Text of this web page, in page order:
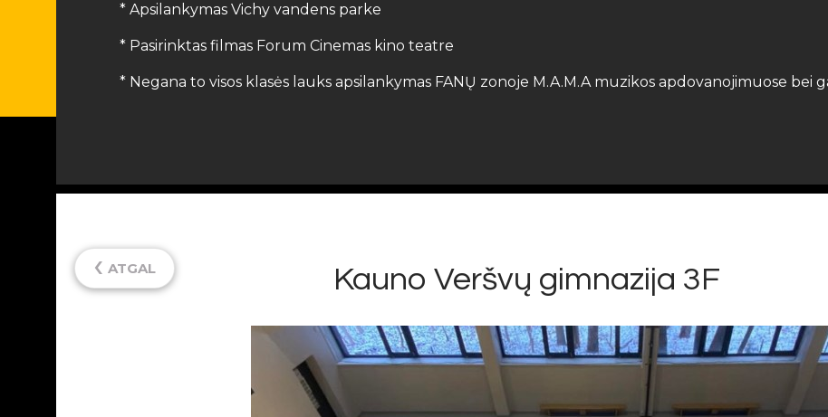
* Apsilankymas Vichy vandens parke
* Pasirinktas filmas Forum Cinemas kino teatre
* Negana to visos klasės lauks apsilankymas FANŲ zonoje M.A.M.A muzikos apdovanojimuose bei
‹ ATGAL Kauno Veršvų gimnazija 3F